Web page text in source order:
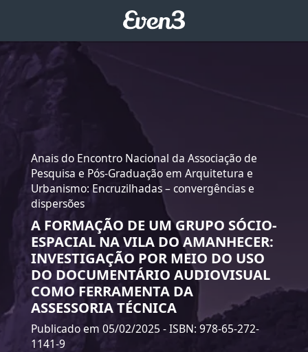
Anais do Encontro Nacional da Associação de
Pesquisa e Pós-Graduação em Arquitetura e
Urbanismo: Encruzilhadas – convergências e
dispersões
A FORMAÇÃO DE UM GRUPO SÓCIO-
ESPACIAL NA VILA DO AMANHECER:
INVESTIGAÇÃO POR MEIO DO USO
DO DOCUMENTÁRIO AUDIOVISUAL
COMO FERRAMENTA DA
ASSESSORIA TÉCNICA
Publicado em 05/02/2025 - ISBN: 978-65-272-
1141-9